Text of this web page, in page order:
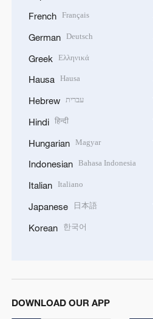
French Français
German Deutsch
Greek Ελληνικά
Hausa Hausa
Hebrew עברית
Hindi हिन्दी
Hungarian Magyar
Indonesian Bahasa Indonesia
Italian Italiano
Japanese 日本語
Korean 한국어
DOWNLOAD OUR APP